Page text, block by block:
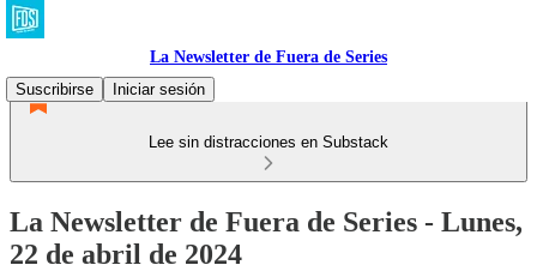
La Newsletter de Fuera de Series
Suscribirse
Iniciar sesión
Lee sin distracciones en Substack
La Newsletter de Fuera de Series - Lunes,
22 de abril de 2024